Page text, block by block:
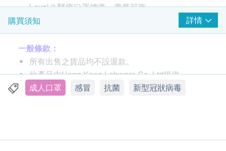
Level 2 醫療口罩標準，專業可靠
細菌過濾效率(BFE)及微粒子過濾效率(PFE)高達
98%
高防護
有效阻隔細菌，微粒，飛沬，血液
減低受細菌感染的風險
三層口罩
購買須知 詳情
一般條款：
所有出售之貨品均不設退款。
此產品由Hong Kong Labware Co. Ltd提供。
如有任何爭議，Hong Kong Labware Co. Ltd及健
成人口罩 感冒 抗菌 新型冠狀病毒